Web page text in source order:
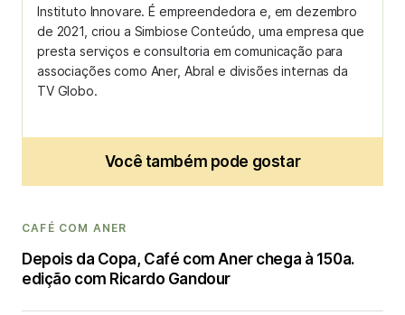
Instituto Innovare. É empreendedora e, em dezembro
de 2021, criou a Simbiose Conteúdo, uma empresa que
presta serviços e consultoria em comunicação para
associações como Aner, Abral e divisões internas da
TV Globo.
Você também pode gostar
CAFÉ COM ANER
Depois da Copa, Café com Aner chega à 150a.
edição com Ricardo Gandour